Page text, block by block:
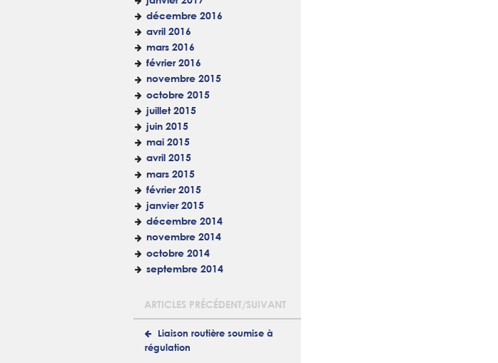
décembre 2016
avril 2016
mars 2016
février 2016
novembre 2015
octobre 2015
juillet 2015
juin 2015
mai 2015
avril 2015
mars 2015
février 2015
janvier 2015
décembre 2014
novembre 2014
octobre 2014
septembre 2014
ARTICLES PRÉCÉDENT/SUIVANT
Liaison routière soumise à
régulation